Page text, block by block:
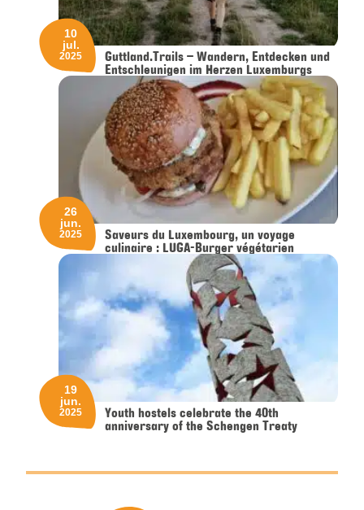
Guttland.Trails – Wandern, Entdecken und
Entschleunigen im Herzen Luxemburgs
10
jul.
2025
Saveurs du Luxembourg, un voyage
culinaire : LUGA-Burger végétarien
26
jun.
2025
Youth hostels celebrate the 40th
anniversary of the Schengen Treaty
19
jun.
2025